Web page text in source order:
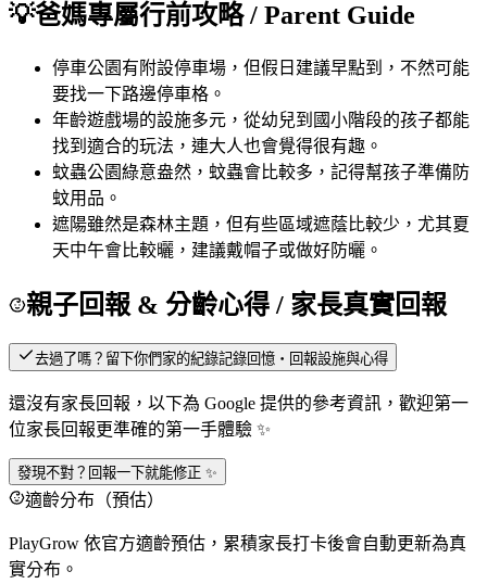
💡爸媽專屬行前攻略 / Parent Guide
停車公園有附設停車場，但假日建議早點到，不然可能
要找一下路邊停車格。
年齡遊戲場的設施多元，從幼兒到國小階段的孩子都能
找到適合的玩法，連大人也會覺得很有趣。
蚊蟲公園綠意盎然，蚊蟲會比較多，記得幫孩子準備防
蚊用品。
遮陽雖然是森林主題，但有些區域遮蔭比較少，尤其夏
天中午會比較曬，建議戴帽子或做好防曬。
親子回報 & 分齡心得 / 家長真實回報
去過了嗎？留下你們家的紀錄記錄回憶・回報設施與心得
還沒有家長回報，以下為 Google 提供的參考資訊，歡迎第一
位家長回報更準確的第一手體驗 ✨
發現不對？回報一下就能修正 ✨
適齡分布（預估）
PlayGrow 依官方適齡預估，累積家長打卡後會自動更新為真
實分布。